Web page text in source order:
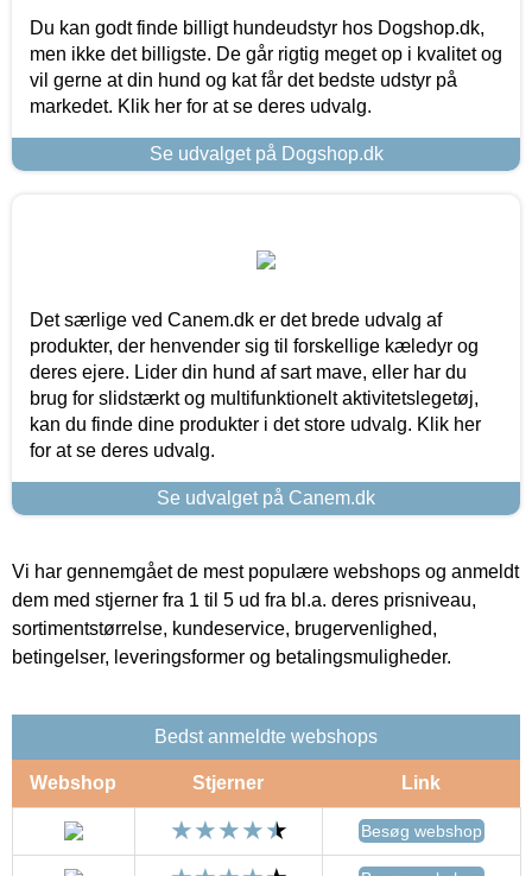
Du kan godt finde billigt hundeudstyr hos Dogshop.dk,
men ikke det billigste. De går rigtig meget op i kvalitet og
vil gerne at din hund og kat får det bedste udstyr på
markedet. Klik her for at se deres udvalg.
Se udvalget på Dogshop.dk
Det særlige ved Canem.dk er det brede udvalg af
produkter, der henvender sig til forskellige kæledyr og
deres ejere. Lider din hund af sart mave, eller har du
brug for slidstærkt og multifunktionelt aktivitetslegetøj,
kan du finde dine produkter i det store udvalg. Klik her
for at se deres udvalg.
Se udvalget på Canem.dk
Vi har gennemgået de mest populære webshops og anmeldt
dem med stjerner fra 1 til 5 ud fra bl.a. deres prisniveau,
sortimentstørrelse, kundeservice, brugervenlighed,
betingelser, leveringsformer og betalingsmuligheder.
Bedst anmeldte webshops
Webshop Stjerner Link
Besøg webshop